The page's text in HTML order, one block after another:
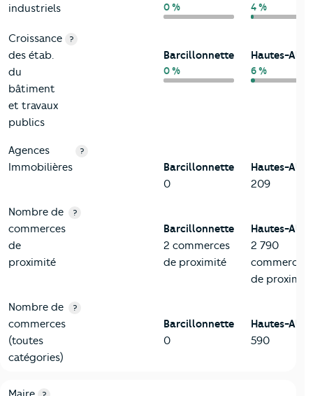
industriels
0 % 4 %
Croissance
des étab.
du
bâtiment
et travaux
publics
?
Barcillonnette
0 %
Hautes-
6 %
Agences
Immobilières
?
Barcillonnette
0
Hautes-
209
Nombre de
commerces
de
proximité
?
Barcillonnette
2 commerces
de proximité
Hautes-
2 790
commerces
de proximité
Nombre de
commerces
(toutes
catégories)
?
Barcillonnette
0
Hautes-
590
Critères